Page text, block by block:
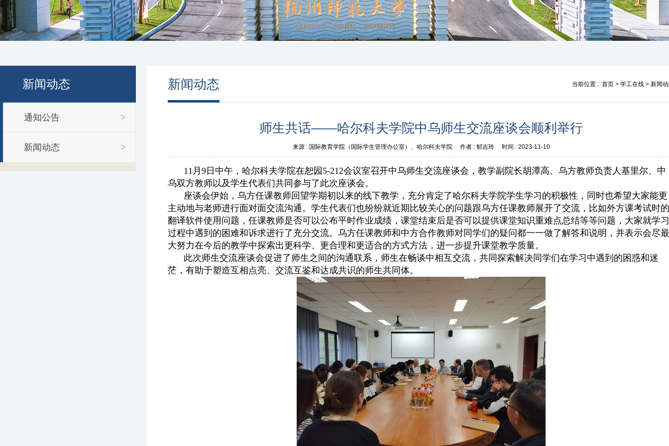
新闻动态
通知公告 >
新闻动态 >
新闻动态 当前位置 : 首页 >学工在线 >新闻
师生共话——哈尔科夫学院中乌师生交流座谈会顺利举行
来源 : 国际教育学院（国际学生管理办公室）、哈尔科夫学院作者 : 郁吉玲时间 : 2023-11-10
11月9日中午，哈尔科夫学院在恕园5-212会议室召开中乌师生交流座谈会，教学副院长胡潭高、乌方教师负责人基里尔、中
乌双方教师以及学生代表们共同参与了此次座谈会。
座谈会伊始，乌方任课教师回望学期初以来的线下教学，充分肯定了哈尔科夫学院学生学习的积极性，同时也希望大家能更
主动地与老师进行面对面交流沟通。学生代表们也纷纷就近期比较关心的问题跟乌方任课教师展开了交流，比如外方课考试时
翻译软件使用问题，任课教师是否可以公布平时作业成绩，课堂结束后是否可以提供课堂知识重难点总结等等问题，大家就学
过程中遇到的困难和诉求进行了充分交流。乌方任课教师和中方合作教师对同学们的疑问都一一做了解答和说明，并表示会尽
大努力在今后的教学中探索出更科学、更合理和更适合的方式方法，进一步提升课堂教学质量。
此次师生交流座谈会促进了师生之间的沟通联系，师生在畅谈中相互交流，共同探索解决同学们在学习中遇到的困惑和迷
茫，有助于塑造互相点亮、交流互鉴和达成共识的师生共同体。